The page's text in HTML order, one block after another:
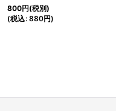
800円(税別)
(税込: 880円)